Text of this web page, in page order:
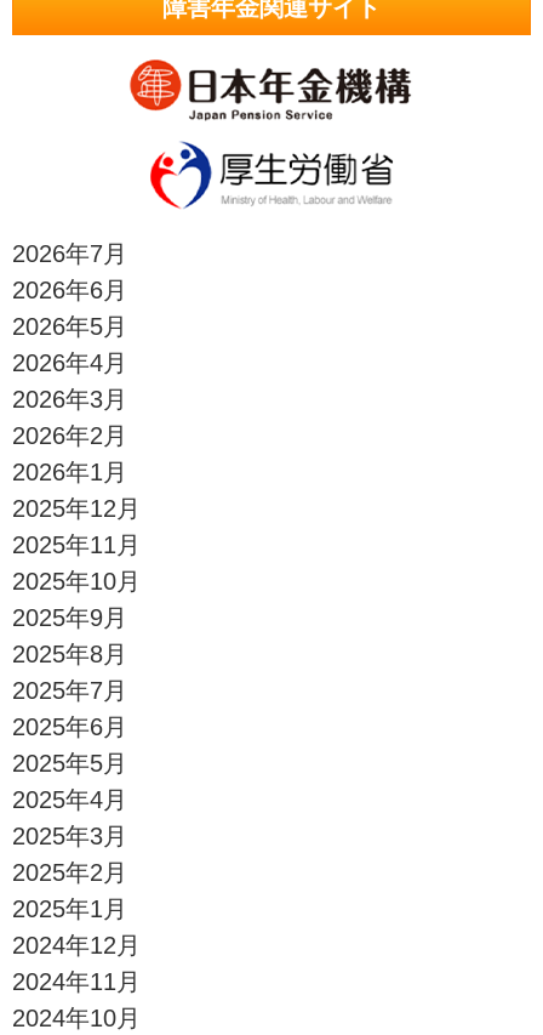
障害年金関連サイト
2026年7月
2026年6月
2026年5月
2026年4月
2026年3月
2026年2月
2026年1月
2025年12月
2025年11月
2025年10月
2025年9月
2025年8月
2025年7月
2025年6月
2025年5月
2025年4月
2025年3月
2025年2月
2025年1月
2024年12月
2024年11月
2024年10月